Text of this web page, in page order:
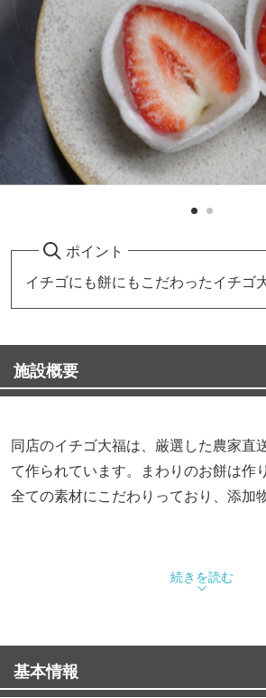
ポイント
イチゴにも餅にもこだわったイチゴ
施設概要
同店のイチゴ大福は、厳選した農家直
て作られています。まわりのお餅は作
全ての素材にこだわりっており、添加
続きを読む
基本情報